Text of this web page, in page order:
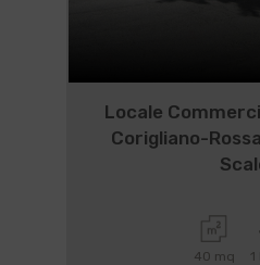
Locale
Corigliano-
40 mq